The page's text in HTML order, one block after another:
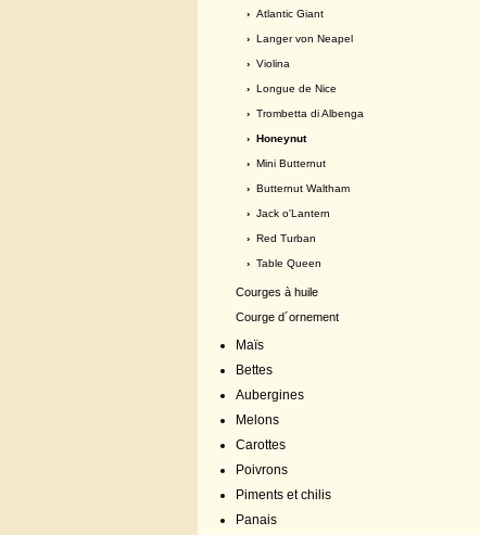
› Atlantic Giant
› Langer von Neapel
› Violina
› Longue de Nice
› Trombetta di Albenga
› Honeynut
› Mini Butternut
› Butternut Waltham
› Jack o'Lantern
› Red Turban
› Table Queen
Courges à huile
Courge d´ornement
Maïs
Bettes
Aubergines
Melons
Carottes
Poivrons
Piments et chilis
Panais